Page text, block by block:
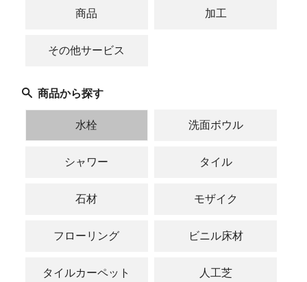
商品 加工
その他サービス
商品から探す
水栓 洗面ボウル
シャワー タイル
石材 モザイク
フローリング ビニル床材
タイルカーペット 人工芝